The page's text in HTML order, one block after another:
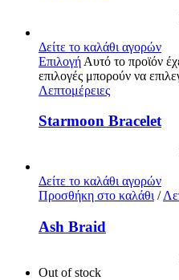
Δείτε το καλάθι αγορών
Επιλογή Αυτό το προϊόν
επιλογές μπορούν να
Λεπτομέρειες
Starmoon Bracelet
Δείτε το καλάθι αγορών
Προσθήκη στο καλάθι /
Ash Braid
Out of stock